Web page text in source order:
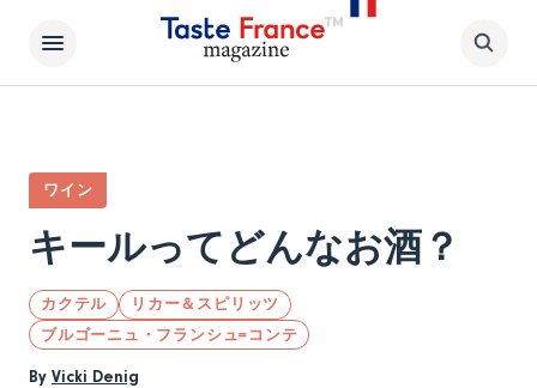
ワイン
キールってどんなお酒？
カクテル
リカー＆スピリッツ
ブルゴーニュ・フランシュ=コンテ
By Vicki Denig